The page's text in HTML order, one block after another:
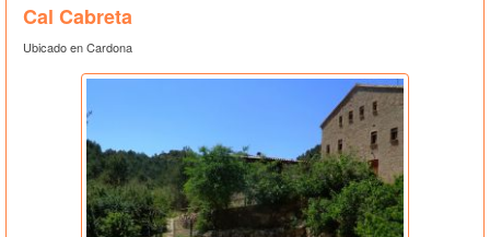
Cal Cabreta
Ubicado en Cardona